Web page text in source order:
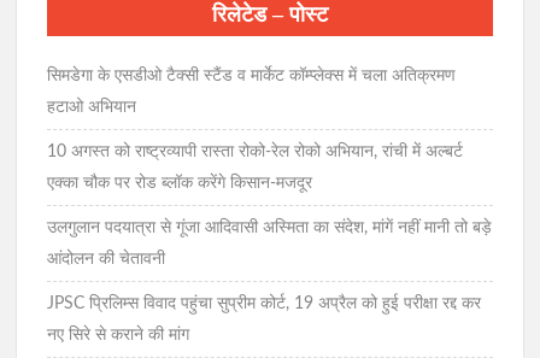
रिलेटेड – पोस्ट
सिमडेगा के एसडीओ टैक्सी स्टैंड व मार्केट कॉम्प्लेक्स में चला अतिक्रमण
हटाओ अभियान
10 अगस्त को राष्ट्रव्यापी रास्ता रोको-रेल रोको अभियान, रांची में अल्बर्ट
एक्का चौक पर रोड ब्लॉक करेंगे किसान-मजदूर
उलगुलान पदयात्रा से गूंजा आदिवासी अस्मिता का संदेश, मांगें नहीं मानी तो बड़े
आंदोलन की चेतावनी
JPSC प्रिलिम्स विवाद पहुंचा सुप्रीम कोर्ट, 19 अप्रैल को हुई परीक्षा रद्द कर
नए सिरे से कराने की मांग